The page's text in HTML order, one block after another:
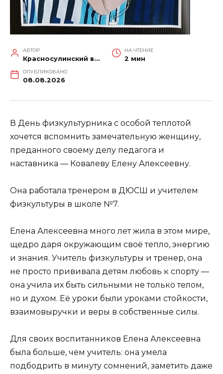
АВТОР
Красносулинский вестник
НА ЧТЕНИЕ
2 мин
ОПУБЛИКОВАНО
08.08.2026
В День физкультурника с особой теплотой
хочется вспомнить замечательную женщину,
преданного своему делу педагога и
наставника — Ковалеву Елену Алексеевну.
Она работала тренером в ДЮСШ и учителем
физкультуры в школе №7.
Елена Алексеевна много лет жила в этом мире,
щедро даря окружающим своё тепло, энергию
и знания. Учитель физкультуры и тренер, она
не просто прививала детям любовь к спорту —
она учила их быть сильными не только телом,
но и духом. Её уроки были уроками стойкости,
взаимовыручки и веры в собственные силы.
Для своих воспитанников Елена Алексеевна
была больше, чем учитель: она умела
подбодрить в минуту сомнений, заметить даже